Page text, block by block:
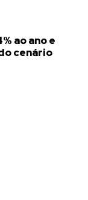
ao ano e
cenário